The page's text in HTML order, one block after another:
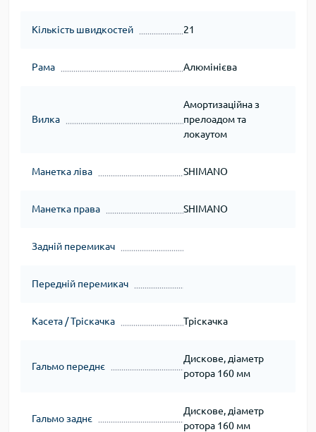
Кількість швидкостей 21
Рама Алюмінієва
Вилка
Амортизаційна з
прелоадом та
локаутом
Манетка ліва SHIMANO
Манетка права SHIMANO
Задній перемикач
Передній перемикач
Касета / Тріскачка Тріскачка
Гальмо переднє
Дискове, діаметр
ротора 160 мм
Гальмо заднє
Дискове, діаметр
ротора 160 мм